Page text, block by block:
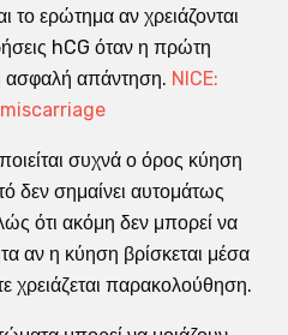
το ερώτημα αν χρειάζονται
hCG όταν η πρώτη
ασφαλή απάντηση. NICE:
συχνά ο όρος κύηση
δεν σημαίνει αυτομάτως
ότι ακόμη δεν μπορεί να
αν η κύηση βρίσκεται μέσα
χρειάζεται παρακολούθηση.